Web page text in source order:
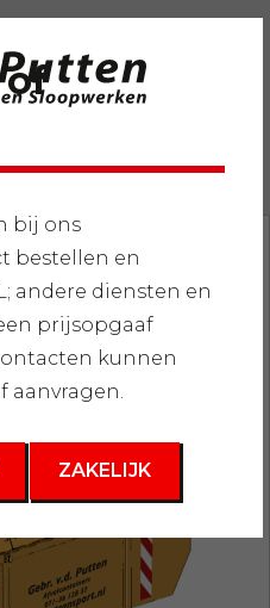
»Grofvuil
of
bij ons
bestellen en
andere diensten en
prijsopgaaf
kunnen
aanvragen.
ZAKELIJK